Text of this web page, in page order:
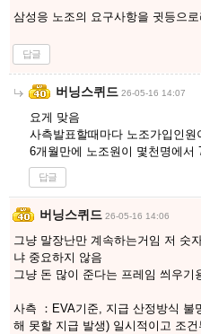
삼성응 노조의 요구사항을 귓등으
답글
버닝스퀴드 26-05-16 14:07
요게 맞음
사측발표할때마다 노조가입인
6개월만에 노조원이 몇천명에서
답글
버닝스퀴드 26-05-16 14:06
그냥 말장난만 계속하는거임 저 숫
냐 중요하지 않음
그냥 돈 많이 준다는 프레임 씌우기
사측 ：EVA기준, 지급 산정방식 불
해 못할 지급 발생) 일시적이고 조